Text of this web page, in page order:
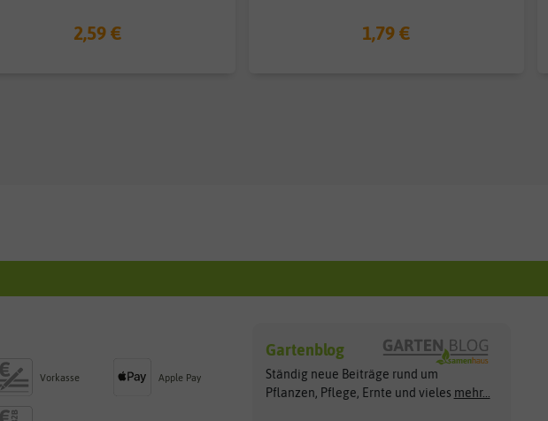
2,59 € 1,79 €
Vorkasse Apple Pay
Gartenblog
Ständig neue Beiträge rund um
Pflanzen, Pflege, Ernte und vieles mehr...